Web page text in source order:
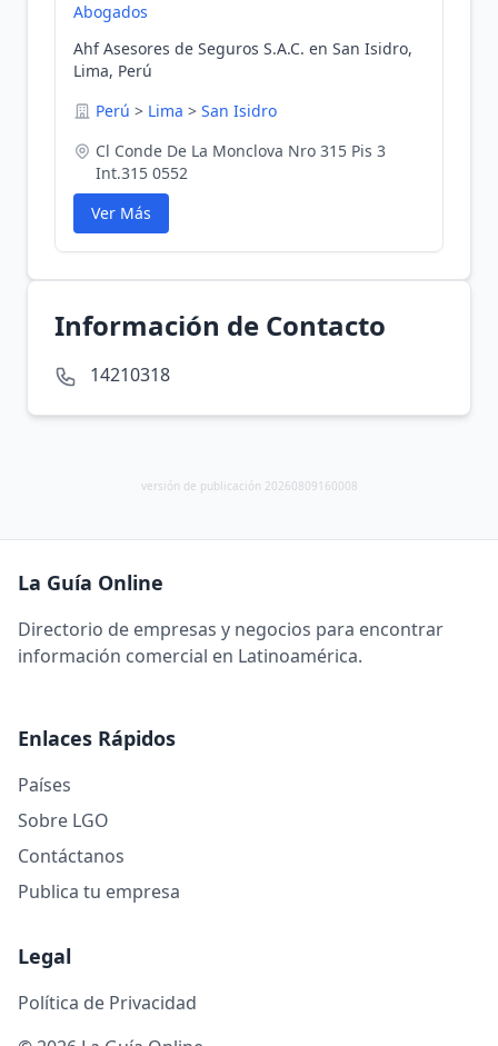
Abogados
Ahf Asesores de Seguros S.A.C. en San Isidro,
Lima, Perú
Perú > Lima > San Isidro
Cl Conde De La Monclova Nro 315 Pis 3
Int.315 0552
Ver Más
Información de Contacto
14210318
versión de publicación 20260809160008
La Guía Online
Directorio de empresas y negocios para encontrar
información comercial en Latinoamérica.
Enlaces Rápidos
Países
Sobre LGO
Contáctanos
Publica tu empresa
Legal
Política de Privacidad